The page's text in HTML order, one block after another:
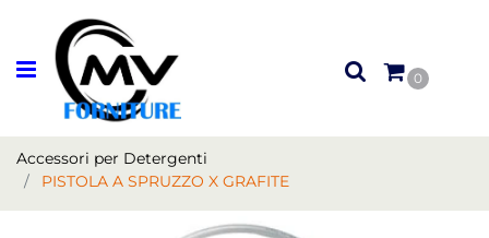
Open menu
0
Accessori per Detergenti
PISTOLA A SPRUZZO X GRAFITE